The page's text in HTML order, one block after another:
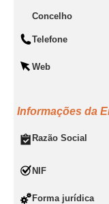
Concelho
Telefone
Web
Informações da
Razão Social
NIF
Forma jurídica